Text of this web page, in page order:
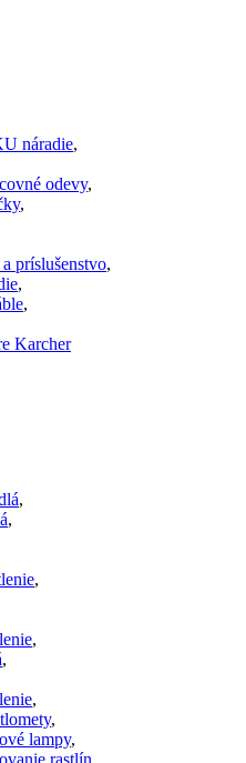
náradie,
odevy,
,
príslušenstvo,
,
,
Karcher
,
,
,
,
,
,
,
lampy,